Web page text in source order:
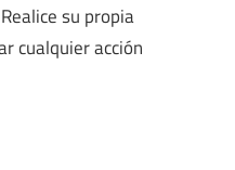
su propia
cualquier acción